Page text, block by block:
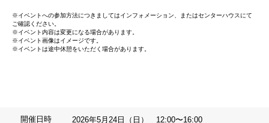
※イベントへの参加方法につきましてはインフォメーション、またはセンターハウスにて
ご確認ください。
※イベント内容は変更になる場合があります。
※イベント画像はイメージです。
※イベントは途中休憩をいただく場合があります。
開催日時 2026年5月24日（日） 12:00〜16:00